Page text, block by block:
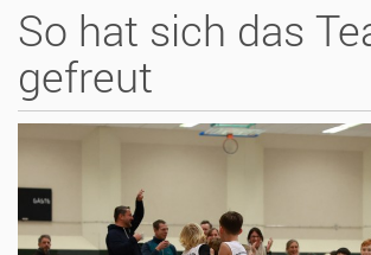
So hat sich das
gefreut